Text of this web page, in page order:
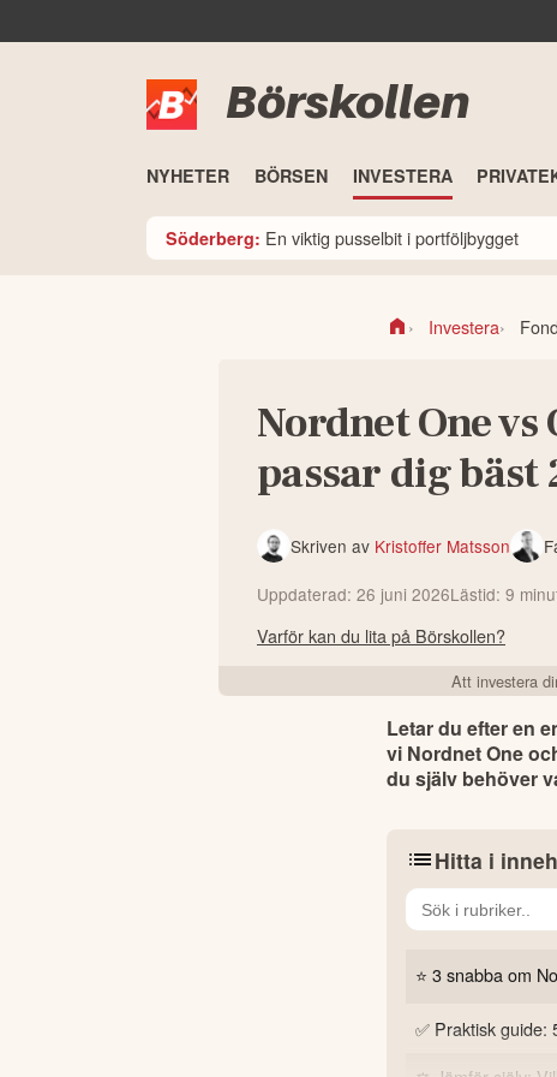
Börskollen
NYHETER BÖRSEN INVESTERA
Söderberg: En viktig pusselbit i portföljbygget
Investera
Nordnet One
passar dig bäst
Skriven av Kristoffer Matsson
Uppdaterad: 26 juni 2026Lästid: 9
Varför kan du lita på Börskollen?
Att investera
Letar du efter en
vi Nordnet One
du själv behöver
Hitta i
⭐ 3 snabba om
1. Vad är
✅ Praktisk guide: